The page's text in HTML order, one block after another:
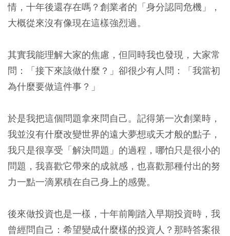
情，十年後還存在嗎？創業者的「身分認同危機」，
大概從來沒有像現在這樣強烈過。
其實我能理解大家的焦慮，但同時我也發現，大家常
問：「接下來該做什麼？」卻很少有人問：「我當初
為什麼要做這件事？」
於是我把這個問題拿來問自己。記得第一次創業時，
我並沒有什麼改變世界的遠大夢想或天才般的點子，
我只是很享受「解決問題」的過程，哪怕只是很小的
問題，我喜歡它帶來的成就感，也喜歡那種付出的努
力一點一滴累積在自己身上的感覺。
後來做投資也是一樣，十年前剛踏入早期投資時，我
曾經問自己：希望變成什麼樣的投資人？那時答案很